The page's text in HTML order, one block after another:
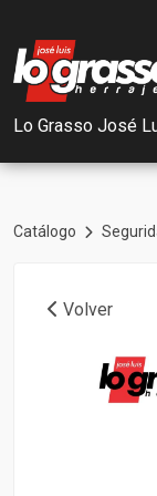
Lo Grasso José
Catálogo
Volver